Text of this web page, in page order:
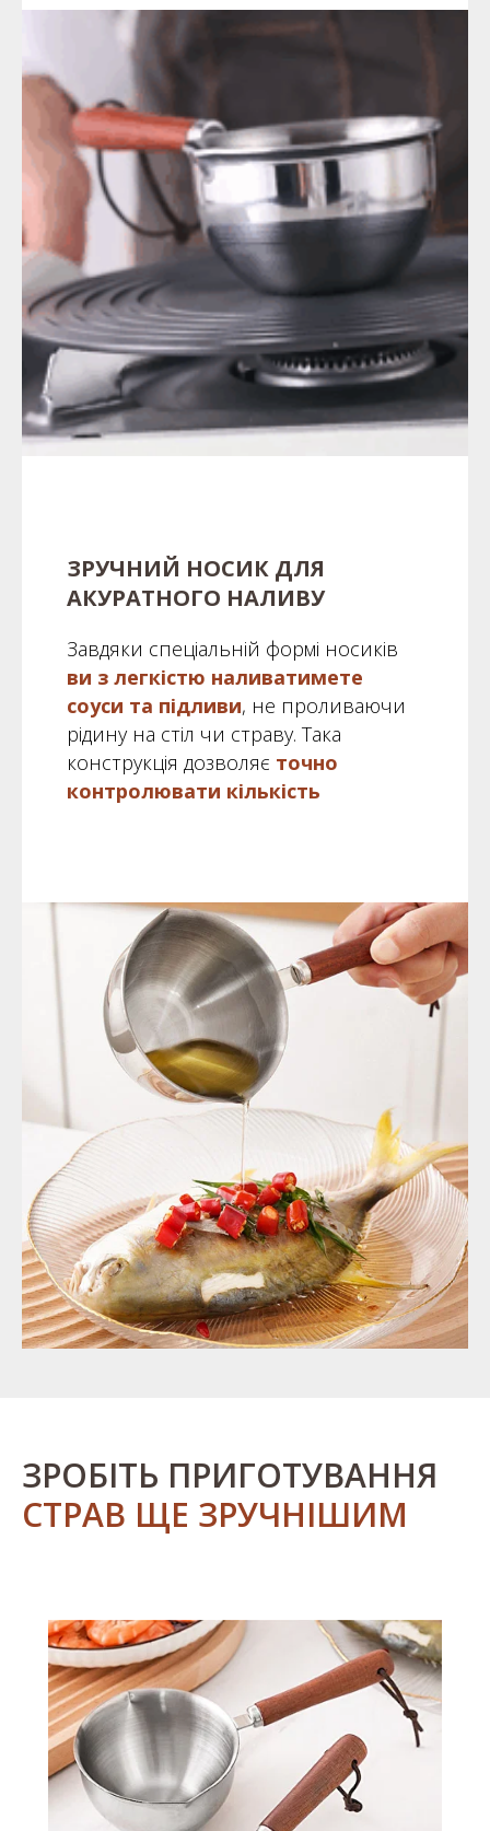
ЗРУЧНИЙ НОСИК ДЛЯ
АКУРАТНОГО НАЛИВУ
Завдяки спеціальній формі носиків
ви з легкістю наливатимете
соуси та підливи, не проливаючи
рідину на стіл чи страву. Така
конструкція дозволяє точно
контролювати кількість
ЗРОБІТЬ ПРИГОТУВАННЯ
СТРАВ ЩЕ ЗРУЧНІШИМ